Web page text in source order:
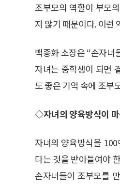
조부모의 역할이 부모
지 않기 때문이다. 이런
백종화 소장은 “손자녀
자녀는 중학생이 되면
도 좋은 기억 속에 조부
◇자녀의 양육방식이 마
자녀의 양육방식을
다는 것을 받아들여야
손자녀들이 조부모를